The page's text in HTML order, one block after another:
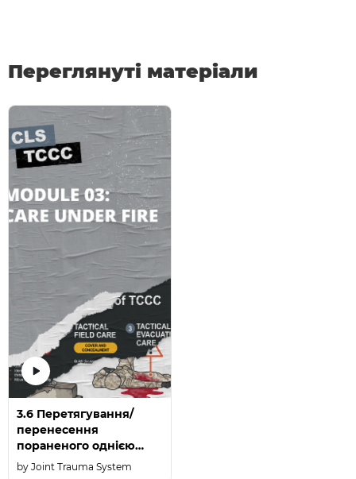
Переглянуті матеріали
3.6 Перетягування/
перенесення
пораненого однією
особою
Joint Trauma System